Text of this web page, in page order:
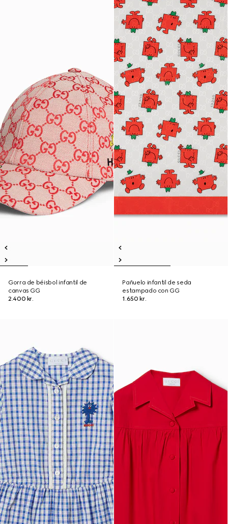
Gorra de béisbol infantil de
canvas GG
2.400 kr.
Pañuelo infantil de seda
estampado con GG
1.650 kr.